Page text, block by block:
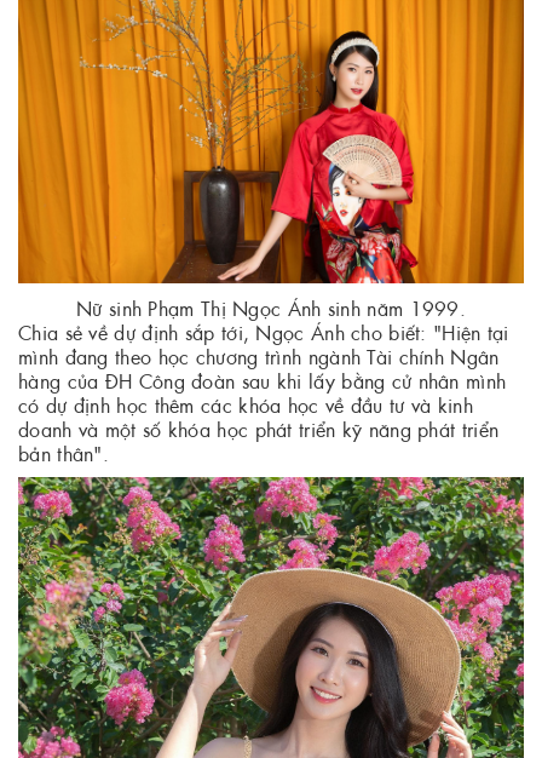
Nữ sinh Phạm Thị Ngọc Ánh sinh năm 1999.
Chia sẻ về dự định sắp tới, Ngọc Ánh cho biết: "Hiện tại
mình đang theo học chương trình ngành Tài chính Ngân
hàng của ĐH Công đoàn sau khi lấy bằng cử nhân mình
có dự định học thêm các khóa học về đầu tư và kinh
doanh và một số khóa học phát triển kỹ năng phát triển
bản thân".